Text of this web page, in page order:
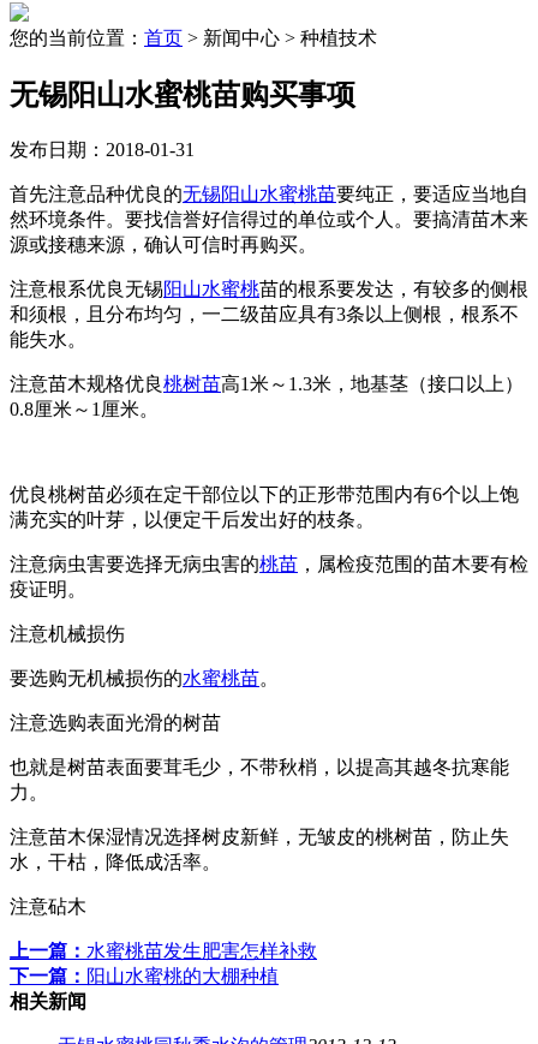
您的当前位置： 首页 > 新闻中心 > 种植技术
无锡阳山水蜜桃苗购买事项
发布日期：2018-01-31
首先注意品种优良的无锡阳山水蜜桃苗要纯正，要适应当地自
然环境条件。要找信誉好信得过的单位或个人。要搞清苗木来
源或接穗来源，确认可信时再购买。
注意根系优良无锡阳山水蜜桃苗的根系要发达，有较多的侧根
和须根，且分布均匀，一二级苗应具有3条以上侧根，根系不
能失水。
注意苗木规格优良桃树苗高1米～1.3米，地基茎（接口以上）
0.8厘米～1厘米。
优良桃树苗必须在定干部位以下的正形带范围内有6个以上饱
满充实的叶芽，以便定干后发出好的枝条。
注意病虫害要选择无病虫害的桃苗 ，属检疫范围的苗木要有检
疫证明。
注意机械损伤
要选购无机械损伤的水蜜桃苗。
注意选购表面光滑的树苗
也就是树苗表面要茸毛少，不带秋梢，以提高其越冬抗寒能
力。
注意苗木保湿情况选择树皮新鲜，无皱皮的桃树苗，防止失
水，干枯，降低成活率。
注意砧木
上一篇： 水蜜桃苗发生肥害怎样补救
下一篇： 阳山水蜜桃的大棚种植
相关新闻